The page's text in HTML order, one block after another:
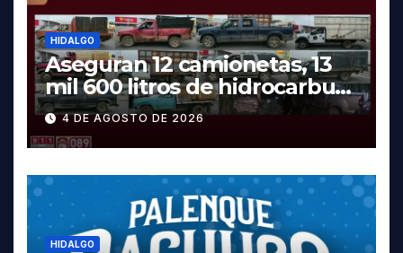
HIDALGO
Aseguran 12 camionetas, 13
mil 600 litros de hidrocarburo
y dos vehículos robados en
Tula
4 DE AGOSTO DE 2026
HIDALGO